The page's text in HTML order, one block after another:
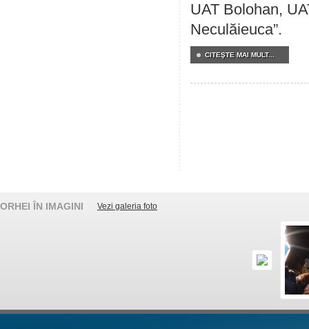
UAT Bolohan,
Neculăieuca”.
CITEŞTE MAI MULT...
ORHEI ÎN IMAGINI Vezi galeria foto